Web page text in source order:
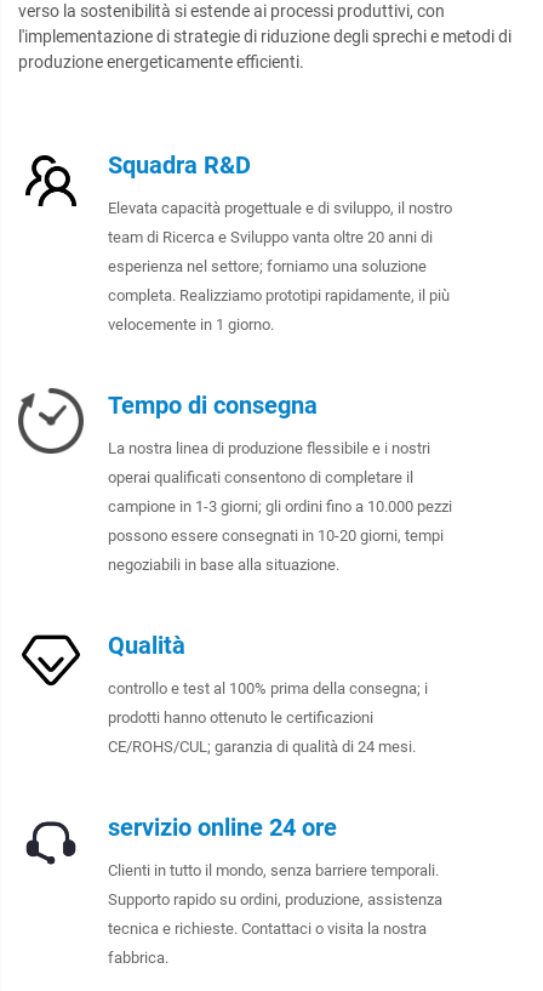
verso la sostenibilità si estende ai processi produttivi, con
l'implementazione di strategie di riduzione degli sprechi e metodi di
produzione energeticamente efficienti.
Squadra R&D
Elevata capacità progettuale e di sviluppo, il nostro
team di Ricerca e Sviluppo vanta oltre 20 anni di
esperienza nel settore; forniamo una soluzione
completa. Realizziamo prototipi rapidamente, il più
velocemente in 1 giorno.
Tempo di consegna
La nostra linea di produzione flessibile e i nostri
operai qualificati consentono di completare il
campione in 1-3 giorni; gli ordini fino a 10.000 pezzi
possono essere consegnati in 10-20 giorni, tempi
negoziabili in base alla situazione.
Qualità
controllo e test al 100% prima della consegna; i
prodotti hanno ottenuto le certificazioni
CE/ROHS/CUL; garanzia di qualità di 24 mesi.
servizio online 24 ore
Clienti in tutto il mondo, senza barriere temporali.
Supporto rapido su ordini, produzione, assistenza
tecnica e richieste. Contattaci o visita la nostra
fabbrica.